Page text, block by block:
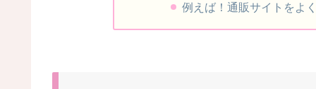
例えば！通販サイトをよ